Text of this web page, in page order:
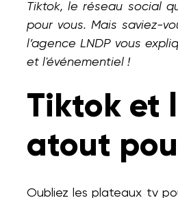
Tiktok, le réseau social
pour vous. Mais saviez-
l’agence LNDP vous
et l'événementiel !
Tiktok et
atout
Oubliez les plateaux tv